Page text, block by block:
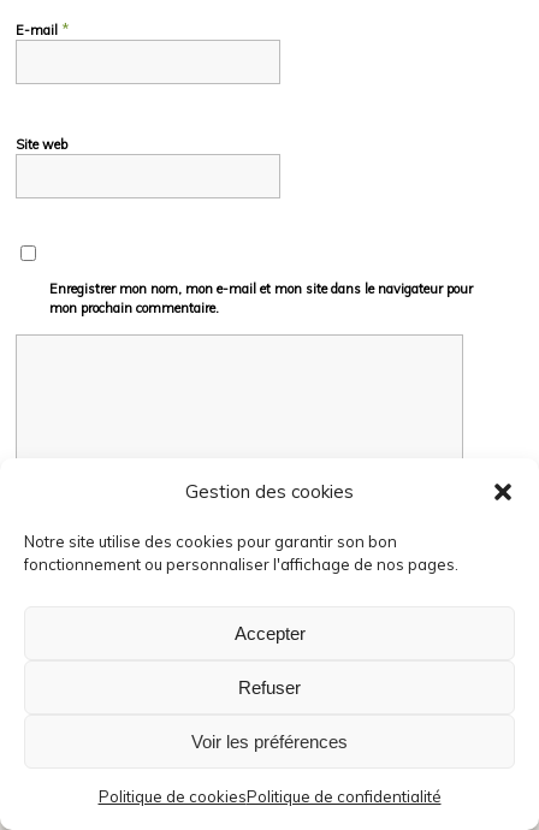
Gestion des cookies
Notre site utilise des cookies pour garantir son bon
fonctionnement ou personnaliser l'affichage de nos pages.
Accepter
Refuser
Voir les préférences
Politique de cookiesPolitique de confidentialité
E-mail *
Site web
Enregistrer mon nom, mon e-mail et mon site dans le navigateur pour
mon prochain commentaire.
Ce site utilise Akismet pour réduire les indésirables.
commentaires sont traitées.